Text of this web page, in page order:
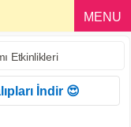
MENU
Etkinlikleri
İndir 😍